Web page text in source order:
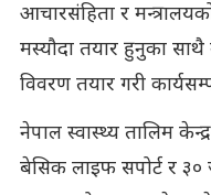
आचारसंहिता र
मस्यौदा तयार हुनुका साथै
विवरण तयार गरी
नेपाल स्वास्थ्य तालिम
बेसिक लाइफ सपोर्ट र ३०